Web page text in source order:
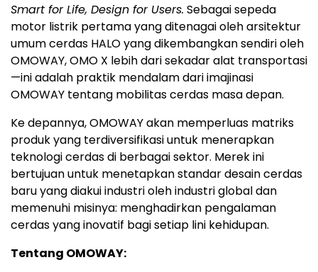
Smart for Life, Design for Users. Sebagai sepeda
motor listrik pertama yang ditenagai oleh arsitektur
umum cerdas HALO yang dikembangkan sendiri oleh
OMOWAY, OMO X lebih dari sekadar alat transportasi
—ini adalah praktik mendalam dari imajinasi
OMOWAY tentang mobilitas cerdas masa depan.
Ke depannya, OMOWAY akan memperluas matriks
produk yang terdiversifikasi untuk menerapkan
teknologi cerdas di berbagai sektor. Merek ini
bertujuan untuk menetapkan standar desain cerdas
baru yang diakui industri oleh industri global dan
memenuhi misinya: menghadirkan pengalaman
cerdas yang inovatif bagi setiap lini kehidupan.
Tentang OMOWAY: